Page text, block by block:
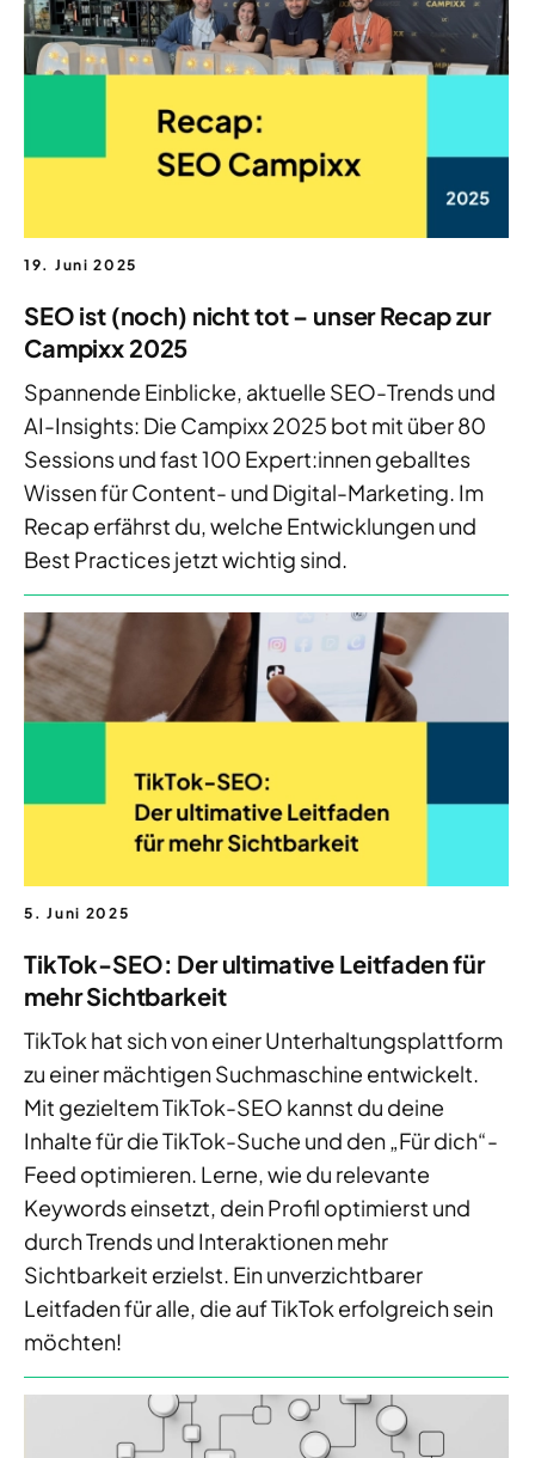
19. Juni 2025
SEO ist (noch) nicht tot – unser Recap zur
Campixx 2025
Spannende Einblicke, aktuelle SEO-Trends und
AI-Insights: Die Campixx 2025 bot mit über 80
Sessions und fast 100 Expert:innen geballtes
Wissen für Content- und Digital-Marketing. Im
Recap erfährst du, welche Entwicklungen und
Best Practices jetzt wichtig sind.
5. Juni 2025
TikTok-SEO: Der ultimative Leitfaden für
mehr Sichtbarkeit
TikTok hat sich von einer Unterhaltungsplattform
zu einer mächtigen Suchmaschine entwickelt.
Mit gezieltem TikTok-SEO kannst du deine
Inhalte für die TikTok-Suche und den „Für dich“-
Feed optimieren. Lerne, wie du relevante
Keywords einsetzt, dein Profil optimierst und
durch Trends und Interaktionen mehr
Sichtbarkeit erzielst. Ein unverzichtbarer
Leitfaden für alle, die auf TikTok erfolgreich sein
möchten!